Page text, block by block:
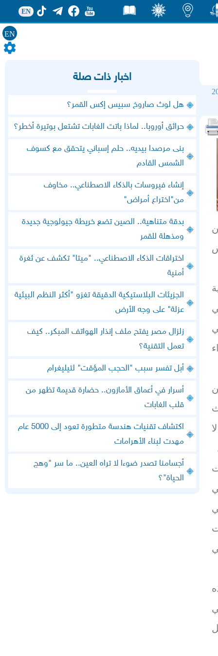
EN
EN
اخبار ذات صلة
هل لوث صاروخ سبيس إكس القمر؟
حرائق أوروبا.. لماذا باتت الغابات تشتعل بوتيرة أخطر؟
بنى مرصدا بيديه.. حلم إسباني يتحقق مع كسوف
الشمس القادم
إنشاء فيروسات بالذكاء الاصطناعي.. مخاوف
من"اختراع أمراض"
بدقة متناهية.. الصين تضع خريطة جيولوجية جديدة
ومذهلة للقمر
اختراقات الذكاء الاصطناعي.. "ميتا" تكشف عن ثغرة
أمنية
الجزيئات البلاستيكية الدقيقة تغزو "أكثر النظم البيئية
عزلة" على وجه الأرض
زلزال مصر يفتح ملف إنذار الهواتف المبكر.. كيف
تعمل التقنية؟
أبل تفسر سبب "الحجب المؤقت" لتيليغرام
أسرار في أعماق الأمازون.. حضارة قديمة تظهر من
قلب الغابات
اكتشاف تقنيات هندسة متطورة تعود إلى 5000 عام
مهدت لبناء الأهرامات
أجسامنا تصدر ضوءا لا تراه العين.. ما سر "وهج
الحياة"؟